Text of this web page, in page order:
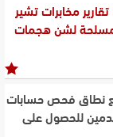
مخابرات تشير
مسلحة لشن هجمات
نطاق فحص حسابات
للحصول على